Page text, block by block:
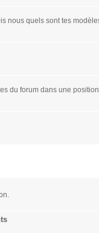
nous quels sont tes
du forum dans une